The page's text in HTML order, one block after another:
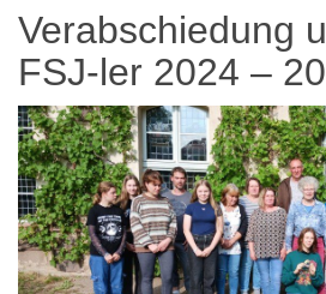
Verabschiedung
FSJ-ler 2024 –